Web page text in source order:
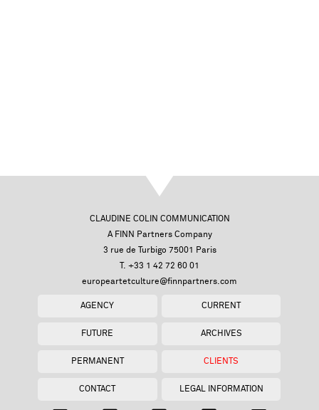
CLAUDINE COLIN COMMUNICATION
A FINN Partners Company
3 rue de Turbigo 75001 Paris
T. +33 1 42 72 60 01
europeartetculture@finnpartners.com
AGENCY CURRENT
FUTURE ARCHIVES
PERMANENT CLIENTS
CONTACT LEGAL INFORMATION